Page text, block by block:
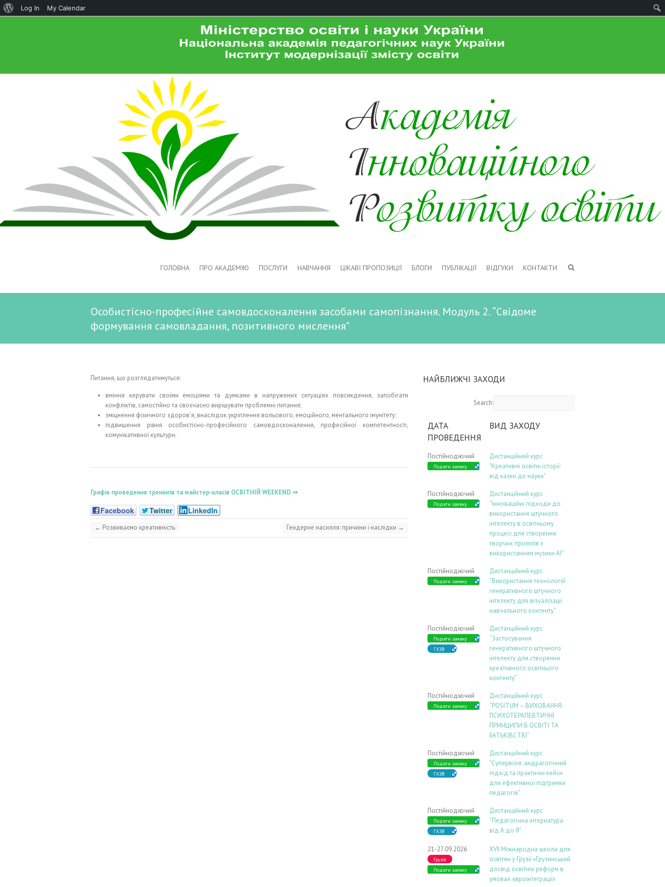
ГОЛОВНА ПРО АКАДЕМІЮ ПОСЛУГИ НАВЧАННЯ ЦІКАВІ ПРОПОЗИЦІЇ БЛОГИ ПУБЛІКАЦІЇ ВІДГУКИ КОНТАКТИ
Особистісно-професійне самовдосконалення засобами самопізнання. Модуль 2. “Свідоме
формування самовладання, позитивного мислення”
Питання, що розглядатимуться:
вміння керувати своїми емоціями та думками в напружених ситуаціях повсякдення, запобігати
конфліктів, самостійно та своєчасно вирішувати проблемні питання;
зміцнення фізичного здоров’я, внаслідок укріплення вольового, емоційного, ментального імунітету;
підвищення рівня особистісно-професійного самовдосконалення, професійної компетентності,
комунікативної культури.
Графік проведення тренінгів та майстер-класів ОСВІТНІЙ WEEKEND ⇒
Facebook Twitter LinkedIn
← Розвиваємо креативність Гендерне насилля: причини і наслідки →
НАЙБЛИЖЧІ ЗАХОДИ
Search:
ДАТА
ПРОВЕДЕННЯ
ВИД ЗАХОДУ
Постійнодіючий
Подати заявку
Дистанційний курс
"Креативні освітні історії:
від казки до науки"
Постійнодіючий
Подати заявку
Дистанційний курс
“Інноваційні підходи до
використання штучного
інтелекту в освітньому
процесі для створення
творчих проєктів з
використанням музики АІ”
Постійнодіючий
Подати заявку
Дистанційний курс
“Використання технологій
генеративного штучного
інтелекту для візуалізації
навчального контенту”
Постійнодіючий
Подати заявку
ГХЗВ
Дистанційний курс
“Застосування
генеративного штучного
інтелекту для створення
креативного освітнього
контенту”
Постійнодіючий
Подати заявку
Дистанційний курс
“POSİTUM – ВИХОВАННЯ:
ПСИХОТЕРАПЕВТИЧНІ
ПРИНЦИПИ В ОСВІТІ ТА
БАТЬКІВСТВІ”
Постійнодіючий
Подати заявку
ГХЗВ
Дистанційний курс
"Супервізія: андрагогічний
підхід та практичні кейси
для ефективної підтримки
педагогів"
Постійнодіючий
Подати заявку
ГХЗВ
Дистанційний курс
“Педагогічна інтернатура
від А до Я”
21-27.09.2026
Грузія
Подати заявку
ХVIІ Міжнародна школа для
освітян у Грузії «Грузинський
досвід освітніх реформ в
умовах євроінтеграції»
About
Log In My Calendar